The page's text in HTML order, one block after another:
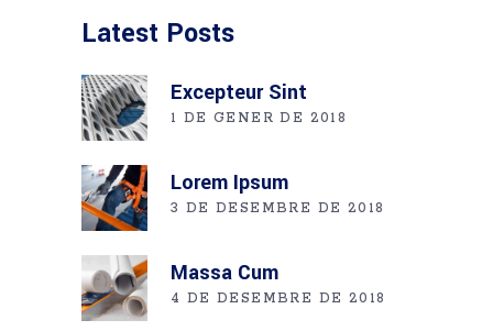
Latest Posts
Excepteur Sint
1 DE GENER DE 2018
Lorem Ipsum
3 DE DESEMBRE DE 2018
Massa Cum
4 DE DESEMBRE DE 2018